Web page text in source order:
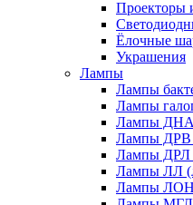
Проекторы
Ёлочные
Украшения
Лампы
Лампы
Лампы
Лампы
Лампы ДРВ
Лампы ДРЛ
Лампы ЛЛ
Лампы ЛОН